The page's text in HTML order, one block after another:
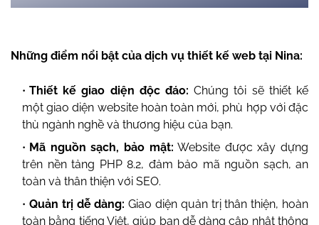
Những điểm nổi bật của dịch vụ thiết kế web tại Nina:
Thiết kế giao diện độc đáo: Chúng tôi sẽ thiết kế
một giao diện website hoàn toàn mới, phù hợp với đặc
thù ngành nghề và thương hiệu của bạn.
Mã nguồn sạch, bảo mật: Website được xây dựng
trên nền tảng PHP 8.2, đảm bảo mã nguồn sạch, an
toàn và thân thiện với SEO.
Quản trị dễ dàng: Giao diện quản trị thân thiện, hoàn
toàn bằng tiếng Việt, giúp bạn dễ dàng cập nhật thông